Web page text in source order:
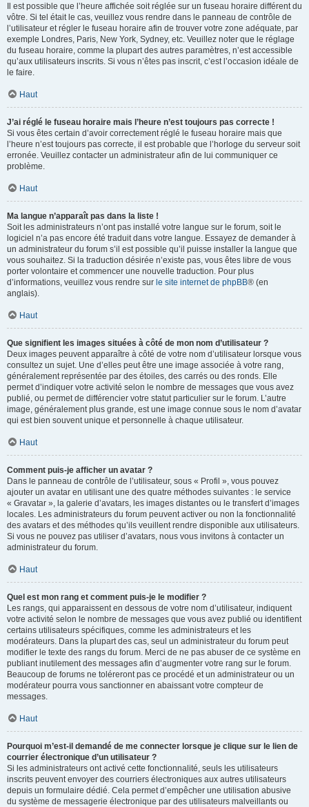
Il est possible que l’heure affichée soit réglée sur un fuseau horaire différent du
vôtre. Si tel était le cas, veuillez vous rendre dans le panneau de contrôle de
l’utilisateur et régler le fuseau horaire afin de trouver votre zone adéquate, par
exemple Londres, Paris, New York, Sydney, etc. Veuillez noter que le réglage
du fuseau horaire, comme la plupart des autres paramètres, n’est accessible
qu’aux utilisateurs inscrits. Si vous n’êtes pas inscrit, c’est l’occasion idéale de
le faire.
Haut
J’ai réglé le fuseau horaire mais l’heure n’est toujours pas correcte !
Si vous êtes certain d’avoir correctement réglé le fuseau horaire mais que
l’heure n’est toujours pas correcte, il est probable que l’horloge du serveur soit
erronée. Veuillez contacter un administrateur afin de lui communiquer ce
problème.
Haut
Ma langue n’apparaît pas dans la liste !
Soit les administrateurs n’ont pas installé votre langue sur le forum, soit le
logiciel n’a pas encore été traduit dans votre langue. Essayez de demander à
un administrateur du forum s’il est possible qu’il puisse installer la langue que
vous souhaitez. Si la traduction désirée n’existe pas, vous êtes libre de vous
porter volontaire et commencer une nouvelle traduction. Pour plus
d’informations, veuillez vous rendre sur le site internet de phpBB® (en
anglais).
Haut
Que signifient les images situées à côté de mon nom d’utilisateur ?
Deux images peuvent apparaître à côté de votre nom d’utilisateur lorsque vous
consultez un sujet. Une d’elles peut être une image associée à votre rang,
généralement représentée par des étoiles, des carrés ou des ronds. Elle
permet d’indiquer votre activité selon le nombre de messages que vous avez
publié, ou permet de différencier votre statut particulier sur le forum. L’autre
image, généralement plus grande, est une image connue sous le nom d’avatar
qui est bien souvent unique et personnelle à chaque utilisateur.
Haut
Comment puis-je afficher un avatar ?
Dans le panneau de contrôle de l’utilisateur, sous « Profil », vous pouvez
ajouter un avatar en utilisant une des quatre méthodes suivantes : le service
« Gravatar », la galerie d’avatars, les images distantes ou le transfert d’images
locales. Les administrateurs du forum peuvent activer ou non la fonctionnalité
des avatars et des méthodes qu’ils veuillent rendre disponible aux utilisateurs.
Si vous ne pouvez pas utiliser d’avatars, nous vous invitons à contacter un
administrateur du forum.
Haut
Quel est mon rang et comment puis-je le modifier ?
Les rangs, qui apparaissent en dessous de votre nom d’utilisateur, indiquent
votre activité selon le nombre de messages que vous avez publié ou identifient
certains utilisateurs spécifiques, comme les administrateurs et les
modérateurs. Dans la plupart des cas, seul un administrateur du forum peut
modifier le texte des rangs du forum. Merci de ne pas abuser de ce système en
publiant inutilement des messages afin d’augmenter votre rang sur le forum.
Beaucoup de forums ne toléreront pas ce procédé et un administrateur ou un
modérateur pourra vous sanctionner en abaissant votre compteur de
messages.
Haut
Pourquoi m’est-il demandé de me connecter lorsque je clique sur le lien de
courrier électronique d’un utilisateur ?
Si les administrateurs ont activé cette fonctionnalité, seuls les utilisateurs
inscrits peuvent envoyer des courriers électroniques aux autres utilisateurs
depuis un formulaire dédié. Cela permet d’empêcher une utilisation abusive
du système de messagerie électronique par des utilisateurs malveillants ou